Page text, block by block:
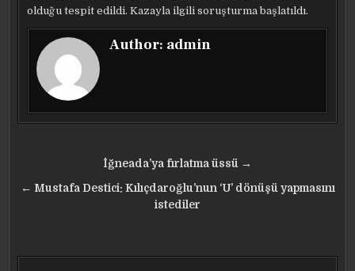
olduğu tespit edildi. Kazayla ilgili soruşturma başlatıldı.
Author: admin
gezinmesi
İğneada’ya fırlatma üssü →
← Mustafa Destici: Kılıçdaroğlu’nun ‘U’ dönüşü yapmasını
istediler